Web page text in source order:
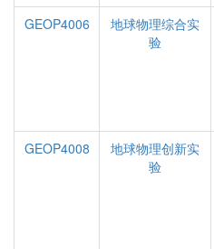
GEOP4006
地球物理综合实
验
GEOP4008
地球物理创新实
验